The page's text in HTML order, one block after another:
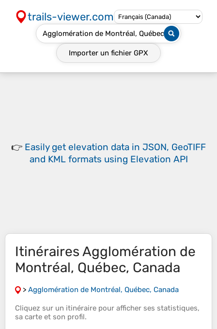
trails-viewer.com
Importer un fichier GPX
👉 Easily get elevation data in JSON, GeoTIFF
and KML formats using Elevation API
Itinéraires Agglomération de
Montréal, Québec, Canada
> Agglomération de Montréal, Québec, Canada
Cliquez sur un itinéraire pour afficher ses statistiques,
sa carte et son profil.